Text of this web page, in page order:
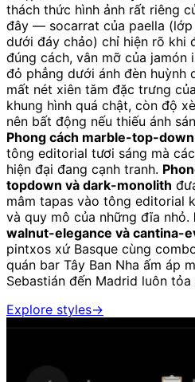
thách thức hình ảnh rất riêng
đây — socarrat của paella
dưới đáy chảo) chỉ hiện rõ khi
đúng cách, vân mỡ của jamón
đỏ phẳng dưới ánh đèn huỳnh
mất nét xiên tăm đặc trưng
khung hình quá chật, còn độ
nên bất động nếu thiếu ánh
Phong cách marble-top-
tông editorial tươi sáng mà
hiện đại đang cạnh tranh.
topdown và dark-monolith
mâm tapas vào tông editorial
và quy mô của những đĩa nhỏ.
walnut-elegance và cantina-
pintxos xứ Basque cùng
quán bar Tây Ban Nha ấm áp
Sebastián đến Madrid luôn tỏa
Explore styles→